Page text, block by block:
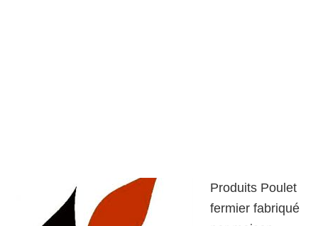
Produits Poulet
fermier fabriqué